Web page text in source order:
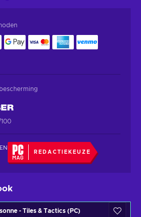
REDACTIEKEUZE
- Tiles & Tactics (PC)